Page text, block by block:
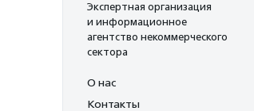
Экспертная организация
и информационное
агентство некоммерческого
сектора
О нас
Контакты